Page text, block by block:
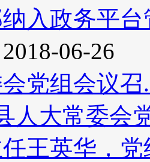
入政务平
06-26
党组会议召
人大常委会
王英华，